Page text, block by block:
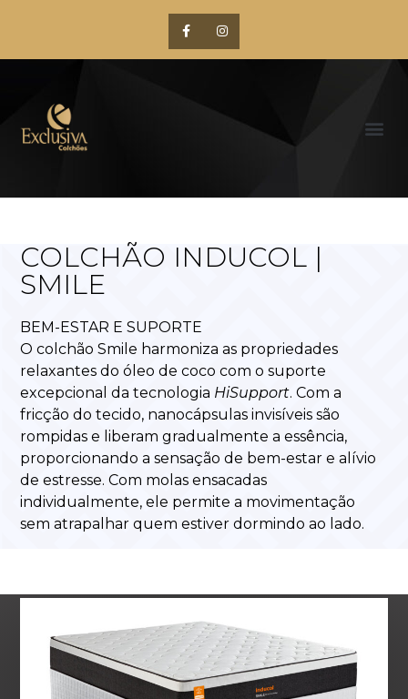
COLCHÃO INDUCOL |
SMILE
BEM-ESTAR E SUPORTE
O colchão Smile harmoniza as propriedades
relaxantes do óleo de coco com o suporte
excepcional da tecnologia HiSupport. Com a
fricção do tecido, nanocápsulas invisíveis são
rompidas e liberam gradualmente a essência,
proporcionando a sensação de bem-estar e alívio
de estresse. Com molas ensacadas
individualmente, ele permite a movimentação
sem atrapalhar quem estiver dormindo ao lado.